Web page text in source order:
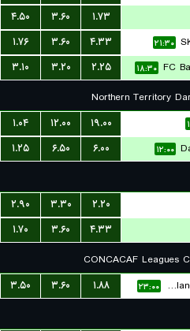
۱.۷۳ ۳.۶۰
۴.۵۰
۲۱:۳۰ ۴.۳۳ ۳.۶۰
۱.۷۶
FC ۱۸:۳۰ ۲.۲۵ ۳.۲۰
۳.۱۰
۱۹.۰۰ ۱۲.۰۰
۱.۰۴
۱۲:۰۰ ۶.۰۰ ۶.۵۰
۱.۲۵
۲.۲۰ ۳.۳۰
۲.۹۰
۴.۳۳ ۳.۶۰
۱.۷۰
Gallos Blancos Queretaro ۲۳:۰۰ ۱.۸۸ ۳.۶۰
۳.۵۰